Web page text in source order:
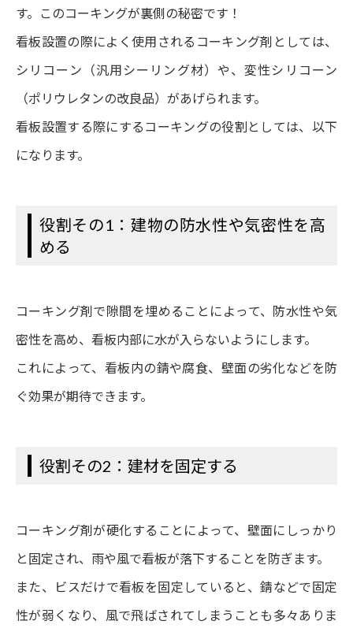
す。このコーキングが裏側の秘密です！
看板設置の際によく使用されるコーキング剤としては、
シリコーン（汎用シーリング材）や、変性シリコーン
（ポリウレタンの改良品）があげられます。
看板設置する際にするコーキングの役割としては、以下
になります。
役割その1：建物の防水性や気密性を高
める
コーキング剤で隙間を埋めることによって、防水性や気
密性を高め、看板内部に水が入らないようにします。
これによって、看板内の錆や腐食、壁面の劣化などを防
ぐ効果が期待できます。
役割その2：建材を固定する
コーキング剤が硬化することによって、壁面にしっかり
と固定され、雨や風で看板が落下することを防ぎます。
また、ビスだけで看板を固定していると、錆などで固定
性が弱くなり、風で飛ばされてしまうことも多々ありま